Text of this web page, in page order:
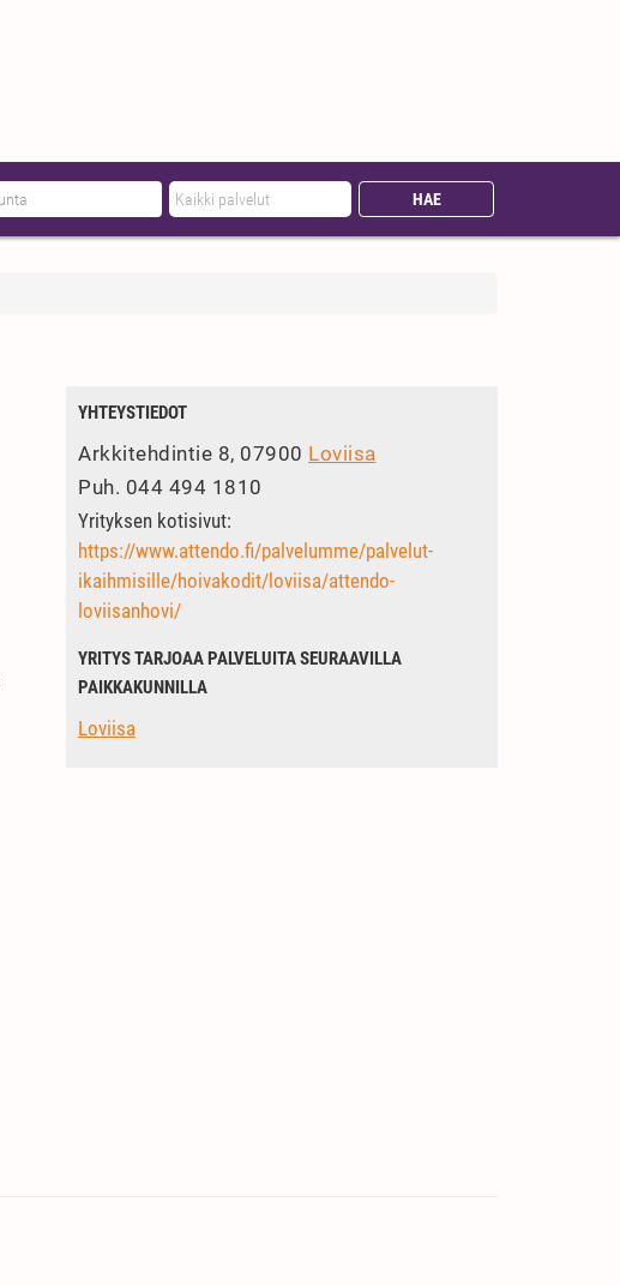
YHTEYSTIEDOT
Arkkitehdintie 8, 07900 Loviisa
Puh. 044 494 1810
Yrityksen kotisivut:
https://www.attendo.fi/palvelumme/palvelut-
ikaihmisille/hoivakodit/loviisa/attendo-
loviisanhovi/
YRITYS TARJOAA PALVELUITA SEURAAVILLA
PAIKKAKUNNILLA
Loviisa